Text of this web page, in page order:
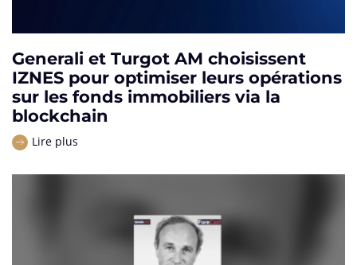
Generali et Turgot AM choisissent
IZNES pour optimiser leurs opérations
sur les fonds immobiliers via la
blockchain
Lire plus